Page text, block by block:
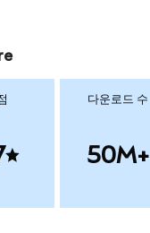
다운로드 수
50M+